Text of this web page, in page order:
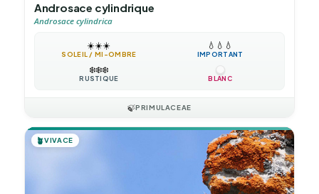
Androsace cylindrique
Androsace cylindrica
☀️☀️☀️
SOLEIL / MI-OMBRE
💧 💧 💧
IMPORTANT
❄️❄️❄️
RUSTIQUE BLANC
🍃PRIMULACEAE
🪴VIVACE